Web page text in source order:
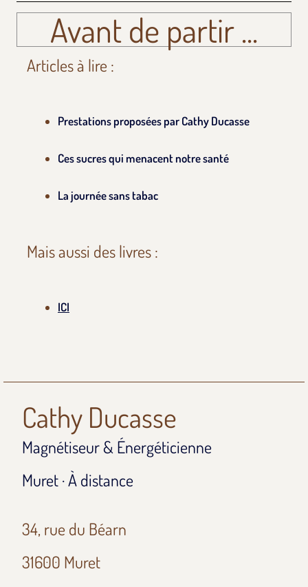
Avant de partir ...
Articles à lire :
Prestations proposées par Cathy Ducasse
Ces sucres qui menacent notre santé
La journée sans tabac
Mais aussi des livres :
ICI
Cathy Ducasse
Magnétiseur & Énergéticienne
Muret · À distance
34, rue du Béarn
31600 Muret